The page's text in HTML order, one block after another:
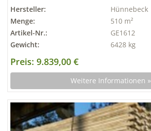
Hersteller:
Hünnebeck
Menge:
510 m²
Artikel-Nr.:
GE1612
Gewicht:
6428 kg
Preis: 9.839,00 €
Weitere Informationen »